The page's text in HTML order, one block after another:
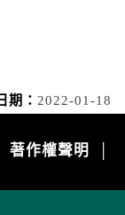
期： 2022-01-18
著作權聲明